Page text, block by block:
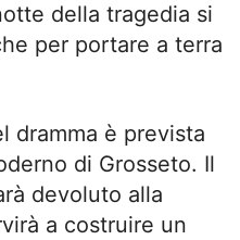
della tragedia si
per portare a terra
dramma è prevista
di Grosseto. Il
devoluto alla
a costruire un